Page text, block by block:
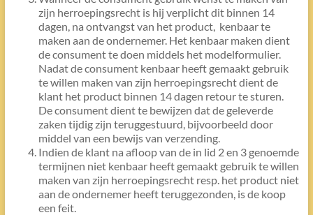
zijn herroepingsrecht is hij verplicht dit binnen 14
dagen, na ontvangst van het product, kenbaar te
maken aan de ondernemer. Het kenbaar maken dient
de consument te doen middels het modelformulier.
Nadat de consument kenbaar heeft gemaakt gebruik
te willen maken van zijn herroepingsrecht dient de
klant het product binnen 14 dagen retour te sturen.
De consument dient te bewijzen dat de geleverde
zaken tijdig zijn teruggestuurd, bijvoorbeeld door
middel van een bewijs van verzending.
Indien de klant na afloop van de in lid 2 en 3 genoemde
termijnen niet kenbaar heeft gemaakt gebruik te willen
maken van zijn herroepingsrecht resp. het product niet
aan de ondernemer heeft teruggezonden, is de koop
een feit.